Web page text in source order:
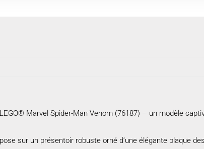
Marvel Spider-Man Venom (76187) – un modèle
sur un présentoir robuste orné d’une élégante plaque